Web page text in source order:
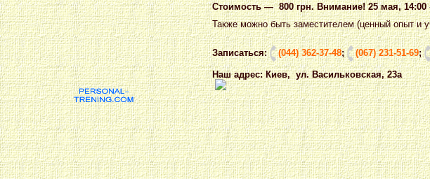
Стоимость — 800 грн. Внимание! 25 мая, 14:00
Также можно быть заместителем (ценный опыт и
Записаться: (044) 362-37-48; (067) 231-51-69;
Наш адрес: Киев, ул. Васильковская, 23а